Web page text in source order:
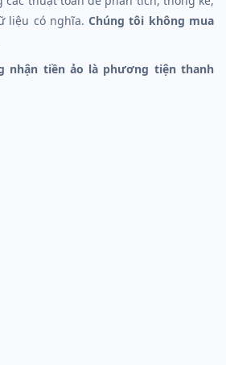
liệu có nghĩa.Chúng tôi không mua
nhận tiền ảo là phương tiện thanh